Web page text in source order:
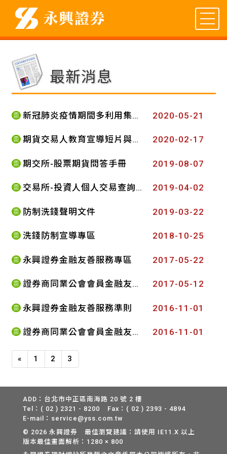
最新消息
新冠肺炎疫情期間多利用集保建置「電子投票防疫專區」電子投票方式 參與股東會 2020-05-21
期貨交易人教育宣導短片與網路節目相關訊息 2020-02-17
期交所-股票期貨問答手冊 2019-08-07
交易所-投資人個人交易查詢系統 2019-04-02
防制洗錢聲明文件 2019-03-22
洗錢防制宣導專區 2018-10-25
永興證券金融友善服務專區 2017-05-22
證券商同業公會會員金融友善服務準則實務作業問答集 2017-05-12
永興證券金融友善服務準則 2016-11-01
證券商同業公會會員金融友善服務準則 2016-11-01
«Previous
1 2 3
ADD：台北市中正區南海路 20 號 2 樓
Tel：( 02 ) 2321 - 8200
Fax：( 02 ) 2393 - 4894
E-mail：service@yss.com.tw
© 2026 永興證券 最佳瀏覽建議：請使用 IE11.X 以上
版本最佳畫面解析：1280 × 800